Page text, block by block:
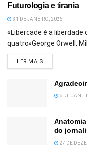
Futurologia e tirania
31 DE JANEIRO, 2026
«Liberdade é a liberdade
quatro»George Orwell,
LER MAIS
6 DE
do
27 DE